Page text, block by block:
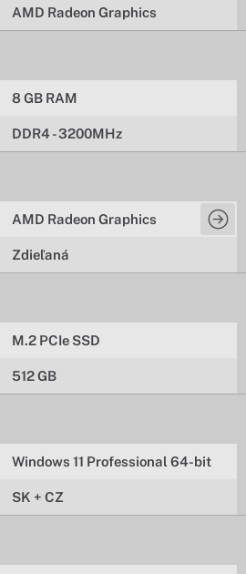
AMD Radeon Graphics
8 GB RAM
DDR4 - 3200MHz
AMD Radeon Graphics
Zdieľaná
M.2 PCIe SSD
512 GB
Windows 11 Professional 64-bit
SK + CZ